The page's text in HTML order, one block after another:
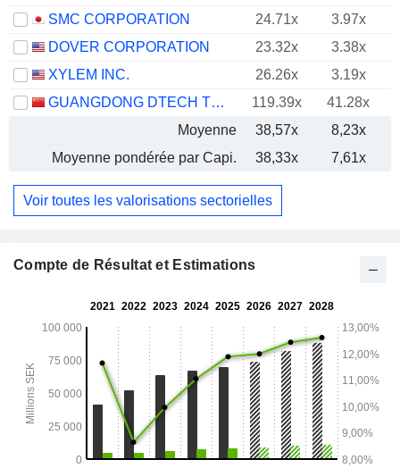
SMC CORPORATION
24.71x 3.97x
DOVER CORPORATION
23.32x 3.38x
XYLEM INC.
26.26x 3.19x
GUANGDONG DTECH TECHNOLOGY CO., LTD.
119.39x
41.28x
Moyenne
38,57x 8,23x
Moyenne pondérée par Capi.
38,33x 7,61x
Voir toutes les valorisations sectorielles
Compte de Résultat et Estimations